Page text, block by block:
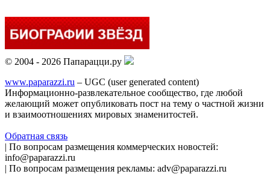
© 2004 - 2026 Папарацци.ру
www.paparazzi.ru – UGC (user generated content)
Информационно-развлекательное сообщество, где любой
желающий может опубликовать пост на тему о частной жизни
и взаимоотношениях мировых знаменитостей.
Обратная связь
| По вопросам размещения коммерческих новостей:
info@paparazzi.ru
| По вопросам размещения рекламы: adv@paparazzi.ru